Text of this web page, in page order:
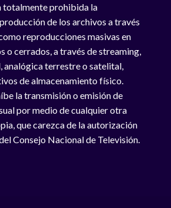
totalmente prohibida la
de los archivos a través
reproducciones masivas en
o cerrados, a través de streaming,
terrestre o satelital,
de almacenamiento físico.
la transmisión o emisión de
por medio de cualquier otra
que carezca de la autorización
Consejo Nacional de Televisión.